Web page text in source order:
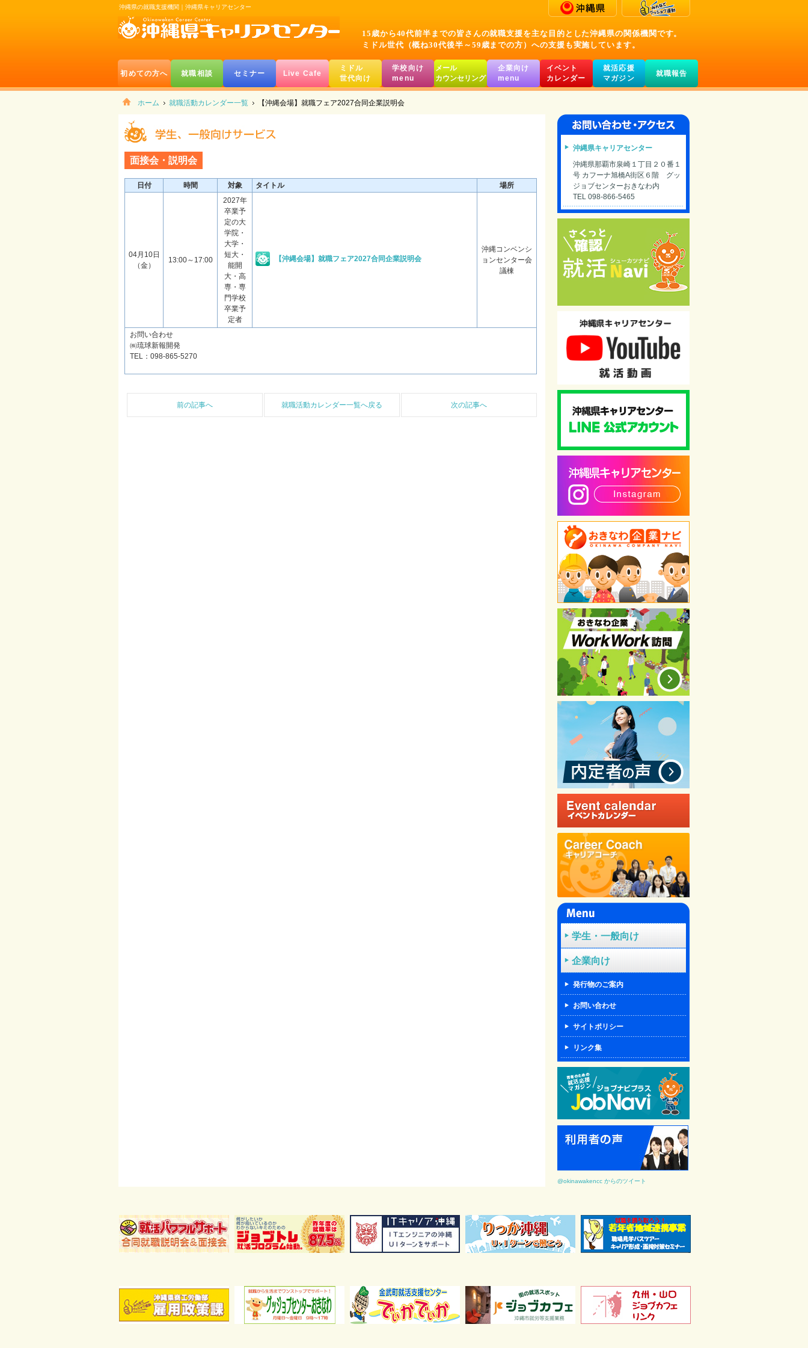
沖縄県の就職支援機関｜沖縄県キャリアセンター
15歳から40代前半までの皆さんの就職支援を主な目的とした沖縄県の関係機関です。
ミドル世代（概ね30代後半～59歳までの方）への支援も実施しています。
初めての方へ 就職相談 セミナー Live Cafe
ミドル
世代向け
学校向け
menu
メール
カウンセリング
企業向け
menu
イベント
カレンダー
就活応援
マガジン
就職報告
ホーム 就職活動カレンダー一覧 【沖縄会場】就職フェア2027合同企業説明会
面接会・説明会
日付 時間 対象 タイトル 場所
04月10日
（金）
13:00～17:00
2027年
卒業予
定の大
学院・
大学・
短大・
能開
大・高
専・専
門学校
卒業予
定者
【沖縄会場】就職フェア2027合同企業説明会
沖縄コンベンシ
ョンセンター会
議棟
お問い合わせ
㈱琉球新報開発
TEL：098-865-5270
前の記事へ 就職活動カレンダー一覧へ戻る 次の記事へ
沖縄県キャリアセンター
沖縄県那覇市泉崎１丁目２０番１
号 カフーナ旭橋A街区６階 グッ
ジョブセンターおきなわ内
TEL 098-866-5465
学生・一般向け
企業向け
発行物のご案内
お問い合わせ
サイトポリシー
リンク集
@okinawakencc からのツイート